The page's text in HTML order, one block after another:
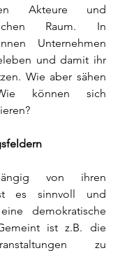
Akteure und
Raum. In
Unternehmen
und damit ihr
Wie aber sähen
können sich
von ihren
es sinnvoll und
demokratische
ist z.B. die
zu